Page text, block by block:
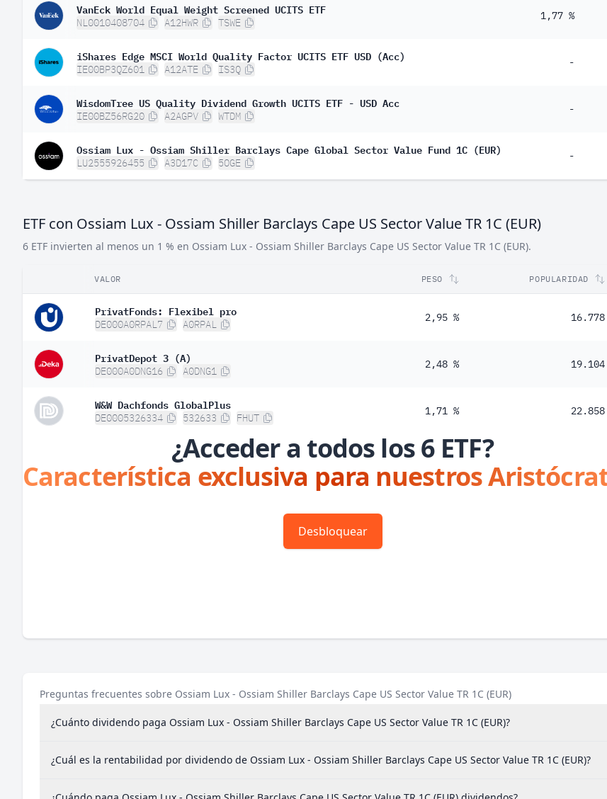
VanEck World Equal Weight Screened UCITS ETF
NL0010408704 A12HWR TSWE
1,77 %
iShares Edge MSCI World Quality Factor UCITS ETF USD (Acc)
IE00BP3QZ601 A12ATE IS3Q
-
WisdomTree US Quality Dividend Growth UCITS ETF - USD Acc
IE00BZ56RG20 A2AGPV WTDM
-
Ossiam Lux - Ossiam Shiller Barclays Cape Global Sector Value Fund 1C (EUR)
LU2555926455 A3D17C 5OGE
-
ETF con Ossiam Lux - Ossiam Shiller Barclays Cape US Sector Value TR 1C (EUR)
6 ETF invierten al menos un 1 % en Ossiam Lux - Ossiam Shiller Barclays Cape US Sector Value TR 1C (EUR).
VALOR PESO POPULARIDAD
PrivatFonds: Flexibel pro
DE000A0RPAL7 A0RPAL
2,95 % 16.778
PrivatDepot 3 (A)
DE000A0DNG16 A0DNG1
2,48 % 19.104
W&W Dachfonds GlobalPlus
DE0005326334 532633 FHUT
1,71 % 22.858
¿Acceder a todos los 6 ETF?
Característica exclusiva para nuestros
Desbloquear
Preguntas frecuentes sobre Ossiam Lux - Ossiam Shiller Barclays Cape US Sector Value TR 1C (EUR)
¿Cuánto dividendo paga Ossiam Lux - Ossiam Shiller Barclays Cape US Sector Value TR 1C (EUR)?
¿Cuál es la rentabilidad por dividendo de Ossiam Lux - Ossiam Shiller Barclays Cape US Sector Value TR 1C (EUR)?